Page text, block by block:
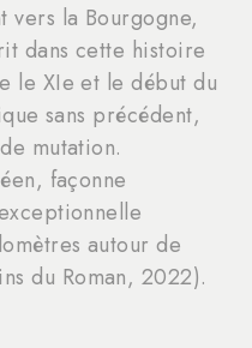
vers la Bourgogne,
dans cette histoire
le XIe et le début du
sans précédent,
mutation.
façonne
autour de
du Roman, 2022).